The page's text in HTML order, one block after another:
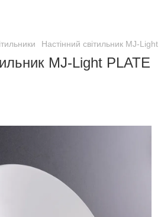
Настінний світильник MJ-
MJ-Light PLATE